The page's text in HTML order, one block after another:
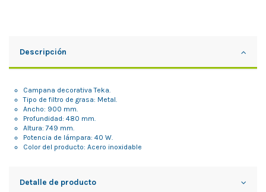
Descripción
Campana decorativa Teka.
Tipo de filtro de grasa: Metal.
Ancho: 900 mm.
Profundidad: 480 mm.
Altura: 749 mm.
Potencia de lámpara: 40 W.
Color del producto: Acero inoxidable
Detalle de producto